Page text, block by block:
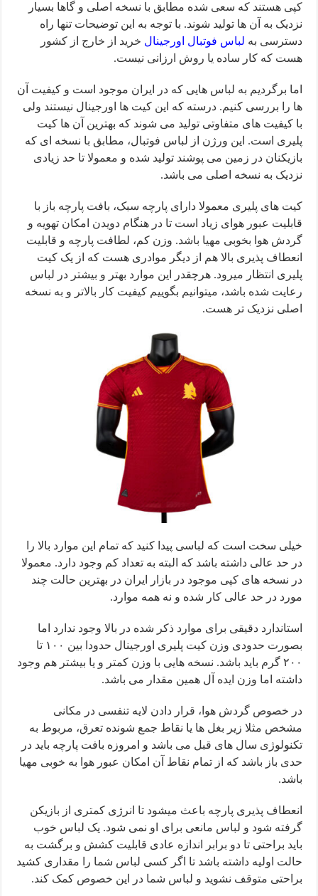
کپی هستند که سعی شده مطابق با نسخه اصلی و گاها بسیار
نزدیک به آن ها تولید شوند. با توجه به این توضیحات تنها راه
دسترسی به لباس فوتبال اورجینال خرید از خارج از کشور
هست که کار ساده یا روش ارزانی نیست.
اما برگردیم به لباس هایی که در ایران موجود است و کیفیت آن
ها را بررسی کنیم. درسته که این کیت ها اورجینال نیستند ولی
با کیفیت های متفاوتی تولید می شوند که بهترین آن ها کیت
پلیری است. این ورژن از لباس فوتبال، مطابق با نسخه ای که
بازیکنان در زمین می پوشند تولید شده و معمولا تا حد زیادی
نزدیک به نسخه اصلی می باشد.
کیت های پلیری معمولا دارای پارچه سبک، بافت پارچه باز با
قابلیت عبور هوای زیاد است تا در هنگام دویدن امکان تهویه و
گردش هوا بخوبی مهیا باشد. وزن کم، لطافت پارچه و قابلیت
انعطاف پذیری بالا هم از دیگر موادری هست که از یک کیت
پلیری انتظار میرود. هرچقدر این موارد بهتر و بیشتر در لباس
رعایت شده باشد، میتوانیم بگوییم کیفیت کار بالاتر و به نسخه
اصلی نزدیک تر هست.
خیلی سخت است که لباسی پیدا کنید که تمام این موارد بالا را
در حد عالی داشته باشد که البته به تعداد کم وجود دارد. معمولا
در نسخه های کپی موجود در بازار ایران در بهترین حالت چند
مورد در حد عالی کار شده و نه همه موارد.
استاندارد دقیقی برای موارد ذکر شده در بالا وجود ندارد اما
بصورت حدودی وزن کیت پلیری اورجینال حدودا بین ۱۰۰ تا
۲۰۰ گرم باید باشد. نسخه هایی با وزن کمتر و یا بیشتر هم وجود
داشته اما وزن ایده آل همین مقدار می باشد.
در خصوص گردش هوا، قرار دادن لایه تنفسی در مکانی
مشخص مثلا زیر بغل ها یا نقاط جمع شونده تعرق، مربوط به
تکنولوژی سال های قبل می باشد و امروزه بافت پارچه باید در
حدی باز باشد که از تمام نقاط آن امکان عبور هوا به خوبی مهیا
باشد.
انعطاف پذیری پارچه باعث میشود تا انرژی کمتری از بازیکن
گرفته شود و لباس مانعی برای او نمی شود. یک لباس خوب
باید براحتی تا دو برابر اندازه عادی قابلیت کشش و برگشت به
حالت اولیه داشته باشد تا اگر کسی لباس شما را مقداری کشید
براحتی متوقف نشوید و لباس شما در این خصوص کمک کند.